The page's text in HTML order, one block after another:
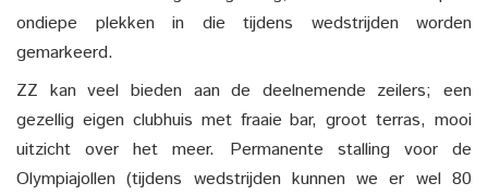
ondiepe plekken in die tijdens wedstrijden worden
gemarkeerd.
ZZ kan veel bieden aan de deelnemende zeilers; een
gezellig eigen clubhuis met fraaie bar, groot terras, mooi
uitzicht over het meer. Permanente stalling voor de
Olympiajollen (tijdens wedstrijden kunnen we er wel 80